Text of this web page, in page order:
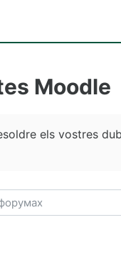
Moodle
els vostres